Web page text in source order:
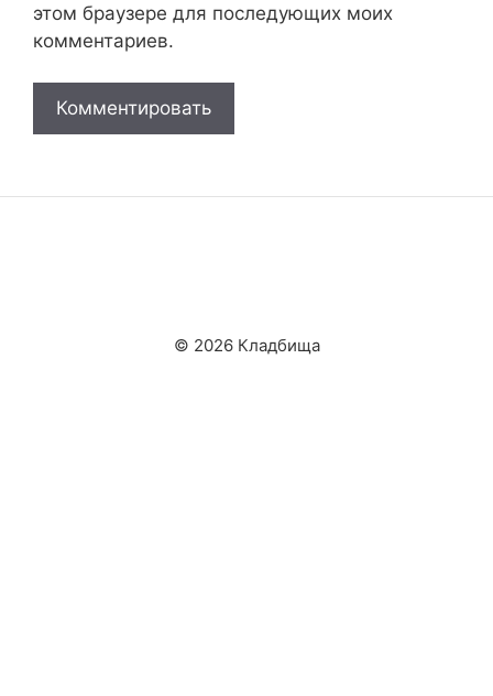
этом браузере для последующих моих
комментариев.
© 2026 Кладбища